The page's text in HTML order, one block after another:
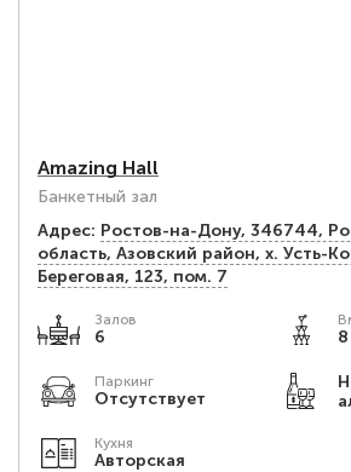
Amazing Hall
Банкетный зал
Адрес: Ростов-на-Дону, 346744,
область, Азовский район, х. Усть-
Береговая, 123, пом. 7
Залов
6
Паркинг
Отсутствует
Кухня
Авторская